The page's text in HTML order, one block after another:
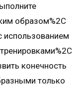
образом%2C
использованием
конечность
только